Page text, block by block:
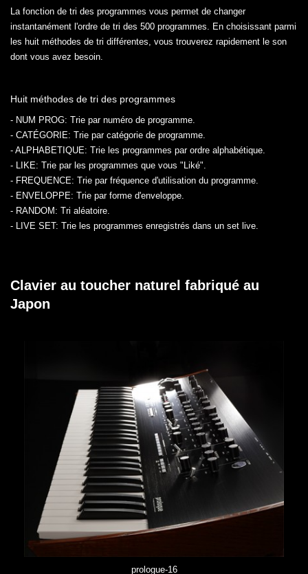
La fonction de tri des programmes vous permet de changer
instantanément l'ordre de tri des 500 programmes. En choisissant parmi
les huit méthodes de tri différentes, vous trouverez rapidement le son
dont vous avez besoin.
Huit méthodes de tri des programmes
- NUM PROG: Trie par numéro de programme.
- CATÉGORIE: Trie par catégorie de programme.
- ALPHABETIQUE: Trie les programmes par ordre alphabétique.
- LIKE: Trie par les programmes que vous "Liké".
- FREQUENCE: Trie par fréquence d'utilisation du programme.
- ENVELOPPE: Trie par forme d'enveloppe.
- RANDOM: Tri aléatoire.
- LIVE SET: Trie les programmes enregistrés dans un set live.
Clavier au toucher naturel fabriqué au
Japon
prologue-16